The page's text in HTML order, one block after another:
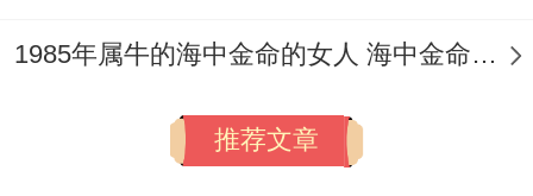
1985年属牛的海中金命的女人 海中金命的女人运势如何
推荐文章